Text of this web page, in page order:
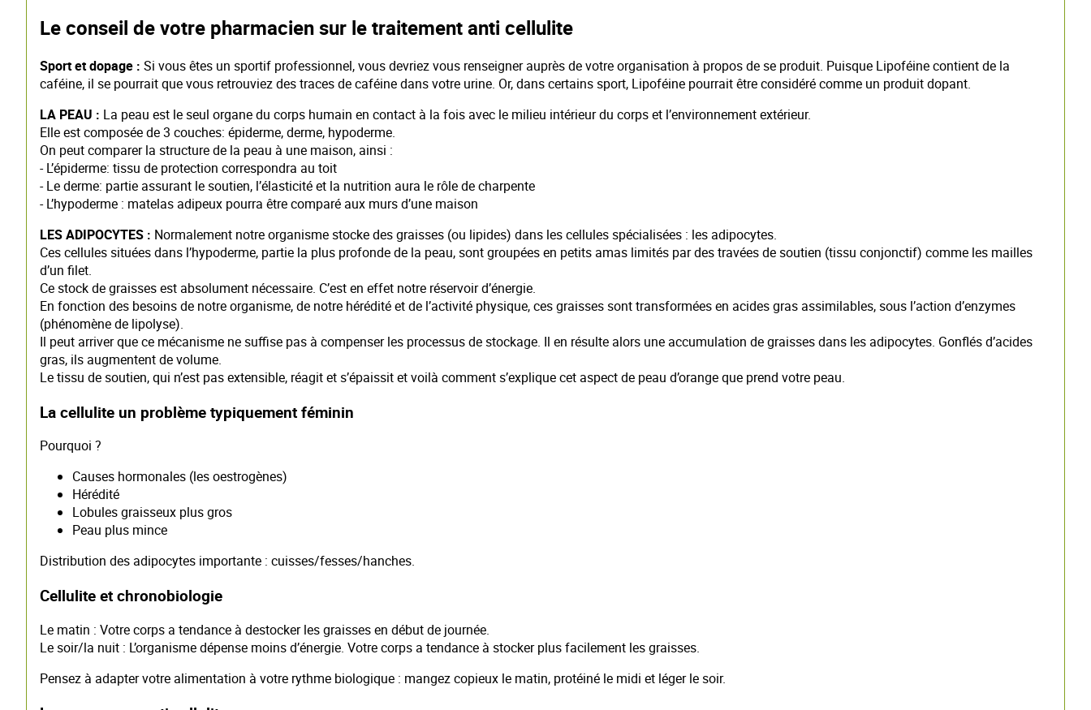
Le conseil de votre pharmacien sur le traitement anti cellulite
Sport et dopage : Si vous êtes un sportif professionnel, vous devriez vous renseigner auprès de votre organisation à propos de se produit. Puisque Lipoféine contient de la
caféine, il se pourrait que vous retrouviez des traces de caféine dans votre urine. Or, dans certains sport, Lipoféine pourrait être considéré comme un produit dopant.
LA PEAU : La peau est le seul organe du corps humain en contact à la fois avec le milieu intérieur du corps et l’environnement extérieur.
Elle est composée de 3 couches: épiderme, derme, hypoderme.
On peut comparer la structure de la peau à une maison, ainsi :
- L’épiderme: tissu de protection correspondra au toit
- Le derme: partie assurant le soutien, l’élasticité et la nutrition aura le rôle de charpente
- L’hypoderme : matelas adipeux pourra être comparé aux murs d’une maison
LES ADIPOCYTES : Normalement notre organisme stocke des graisses (ou lipides) dans les cellules spécialisées : les adipocytes.
Ces cellules situées dans l’hypoderme, partie la plus profonde de la peau, sont groupées en petits amas limités par des travées de soutien (tissu conjonctif) comme les mailles
d’un filet.
Ce stock de graisses est absolument nécessaire. C’est en effet notre réservoir d’énergie.
En fonction des besoins de notre organisme, de notre hérédité et de l’activité physique, ces graisses sont transformées en acides gras assimilables, sous l’action d’enzymes
(phénomène de lipolyse).
Il peut arriver que ce mécanisme ne suffise pas à compenser les processus de stockage. Il en résulte alors une accumulation de graisses dans les adipocytes. Gonflés d’acides
gras, ils augmentent de volume.
Le tissu de soutien, qui n’est pas extensible, réagit et s’épaissit et voilà comment s’explique cet aspect de peau d’orange que prend votre peau.
La cellulite un problème typiquement féminin
Pourquoi ?
Causes hormonales (les oestrogènes)
Hérédité
Lobules graisseux plus gros
Peau plus mince
Distribution des adipocytes importante : cuisses/fesses/hanches.
Cellulite et chronobiologie
Le matin : Votre corps a tendance à destocker les graisses en début de journée.
Le soir/la nuit : L’organisme dépense moins d’énergie. Votre corps a tendance à stocker plus facilement les graisses.
Pensez à adapter votre alimentation à votre rythme biologique : mangez copieux le matin, protéiné le midi et léger le soir.